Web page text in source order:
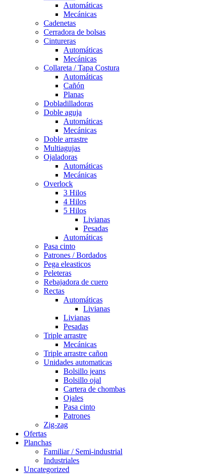
Automáticas
Mecánicas
Cadenetas
Cerradora de bolsas
Cintureras
Automáticas
Mecánicas
Collareta / Tapa Costura
Automáticas
Cañón
Planas
Dobladilladoras
Doble aguja
Automáticas
Mecánicas
Doble arrastre
Multiagujas
Ojaladoras
Automáticas
Mecánicas
Overlock
3 Hilos
4 Hilos
5 Hilos
Livianas
Pesadas
Automáticas
Pasa cinto
Patrones / Bordados
Pega eleasticos
Peleteras
Rebajadora de cuero
Rectas
Automáticas
Livianas
Livianas
Pesadas
Triple arrastre
Mecánicas
Triple arrastre cañon
Unidades automaticas
Bolsillo jeans
Bolsillo ojal
Cartera de chombas
Ojales
Pasa cinto
Patrones
Zig-zag
Ofertas
Planchas
Familiar / Semi-industrial
Industriales
Uncategorized